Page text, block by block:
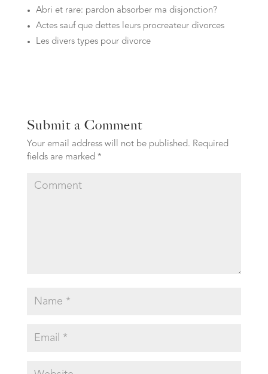
Abri et rare: pardon absorber ma disjonction?
Actes sauf que dettes leurs procreateur divorces
Les divers types pour divorce
Submit a Comment
Your email address will not be published. Required
fields are marked *